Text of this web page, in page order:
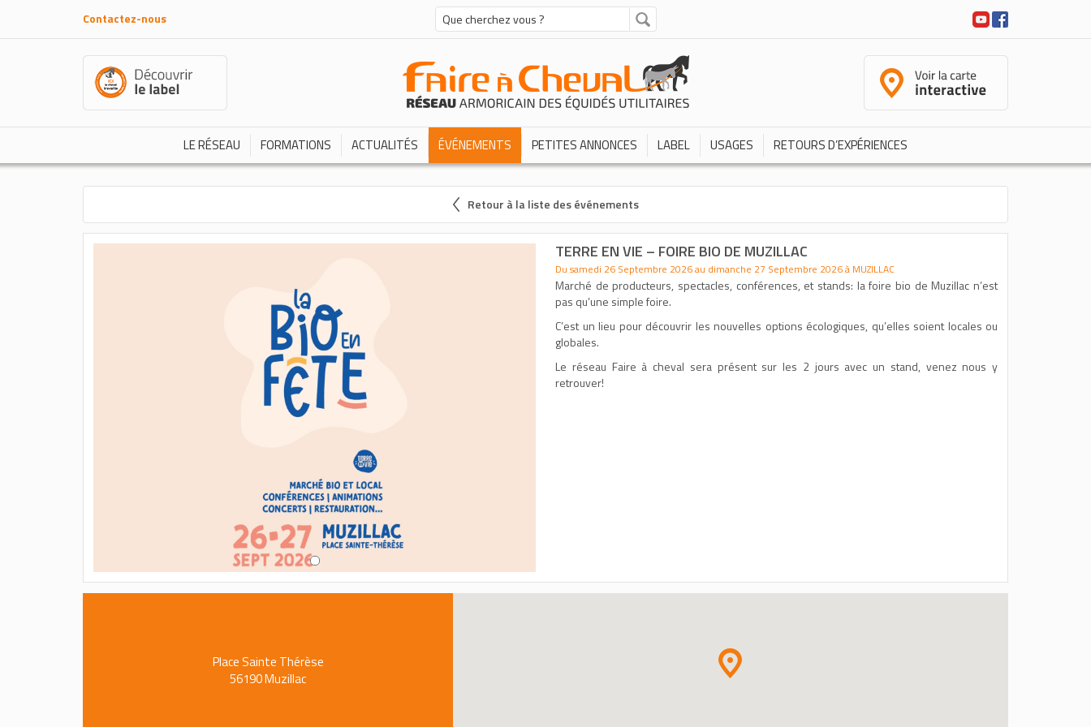
Contactez-nous
LE RÉSEAU FORMATIONS ACTUALITÉS ÉVÉNEMENTS PETITES ANNONCES LABEL USAGES RETOURS D’EXPÉRIENCES
Retour à la liste des événements
TERRE EN VIE – FOIRE BIO DE MUZILLAC
Du samedi 26 Septembre 2026 au dimanche 27 Septembre 2026 à MUZILLAC
Marché de producteurs, spectacles, conférences, et stands: la foire bio de Muzillac n’est
pas qu’une simple foire.
C’est un lieu pour découvrir les nouvelles options écologiques, qu’elles soient locales ou
globales.
Le réseau Faire à cheval sera présent sur les 2 jours avec un stand, venez nous y
retrouver!
Place Sainte Thérèse
56190 Muzillac